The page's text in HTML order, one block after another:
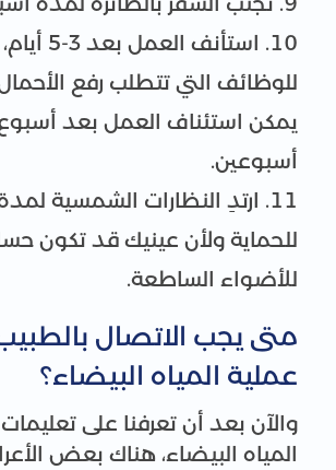
استأنف
للوظائف التي تتطلب رفع الأحمال
يمكن استئناف العمل بعد
أسبوعين.
ارتدِ النظارات الشمسية
للحماية ولأن عينيك قد تكون
للأضواء الساطعة.
متى يجب الاتصال
عملية المياه البيضاء؟
والآن بعد أن تعرفنا على
المياه البيضاء، هناك بعض